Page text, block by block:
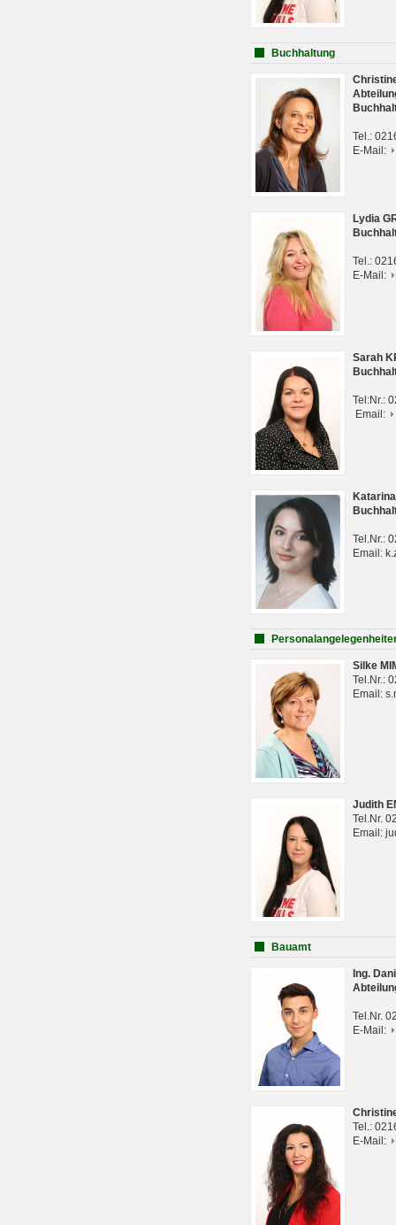
Buchhaltung
Tel.:
E-Mail:
Lydia
Tel.:
E-Mail:
Sarah
Tel:Nr.:
Email:
Tel.Nr.:
Email:
Silke
Tel.Nr.:
Email:
Judith
Tel.Nr.
Email:
Bauamt
Ing.
Tel.Nr.
E-Mail:
Tel.:
E-Mail: